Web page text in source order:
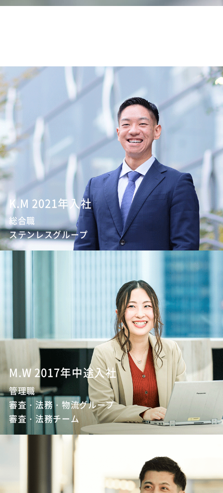
K.M 2021年入社
総合職
ステンレスグループ
M.W 2017年中途入社
管理職
審査・法務・物流グループ
審査・法務チーム